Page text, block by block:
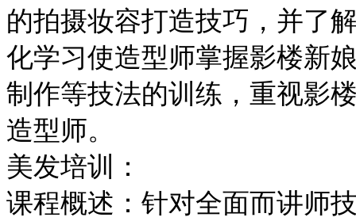
的拍摄妆容打造技巧，并了
化学习使造型师掌握影楼新
制作等技法的训练，重视影
造型师。
美发培训：
课程概述：针对全面而讲师